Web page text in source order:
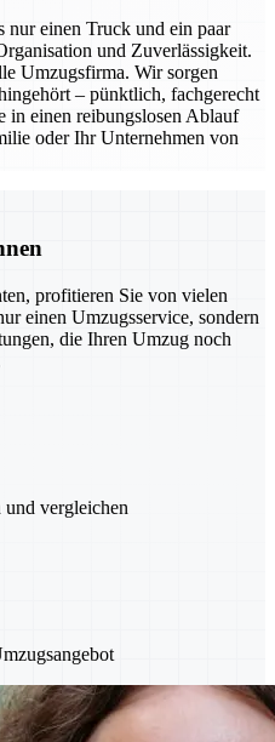
nur einen Truck und ein paar
und Zuverlässigkeit.
Umzugsfirma. Wir sorgen
– pünktlich, fachgerecht
in einen reibungslosen Ablauf
oder Ihr Unternehmen von
profitieren Sie von vielen
einen Umzugsservice, sondern
die Ihren Umzug noch
vergleichen